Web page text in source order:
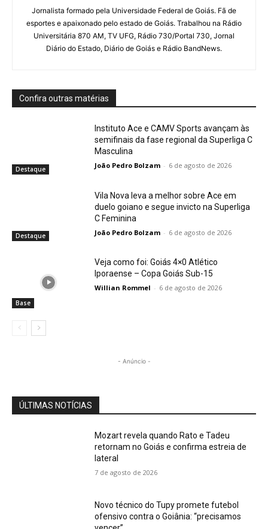
Jornalista formado pela Universidade Federal de Goiás. Fã de
esportes e apaixonado pelo estado de Goiás. Trabalhou na Rádio
Universitária 870 AM, TV UFG, Rádio 730/Portal 730, Jornal
Diário do Estado, Diário de Goiás e Rádio BandNews.
Confira outras matérias
Destaque
Instituto Ace e CAMV Sports avançam às
semifinais da fase regional da Superliga C
Masculina
João Pedro Bolzam - 6 de agosto de 2026
Destaque
Vila Nova leva a melhor sobre Ace em
duelo goiano e segue invicto na Superliga
C Feminina
João Pedro Bolzam - 6 de agosto de 2026
Base
Veja como foi: Goiás 4×0 Atlético
Iporaense – Copa Goiás Sub-15
Willian Rommel - 6 de agosto de 2026
- Anúncio -
ÚLTIMAS NOTÍCIAS
Mozart revela quando Rato e Tadeu
retornam no Goiás e confirma estreia de
lateral
7 de agosto de 2026
Novo técnico do Tupy promete futebol
ofensivo contra o Goiânia: “precisamos